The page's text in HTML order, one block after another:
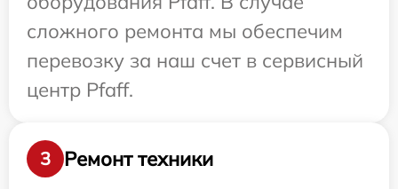
сложного ремонта мы обеспечим
перевозку за наш счет в сервисный
центр Pfaff.
3
Ремонт техники